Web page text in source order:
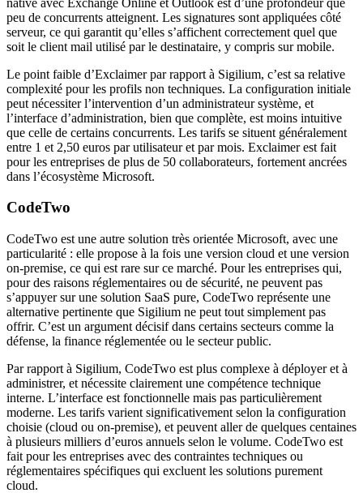
peu de concurrents atteignent. Les signatures sont appliquées côté
serveur, ce qui garantit qu’elles s’affichent correctement quel que
soit le client mail utilisé par le destinataire, y compris sur mobile.
Le point faible d’Exclaimer par rapport à Sigilium, c’est sa relative
complexité pour les profils non techniques. La configuration initiale
peut nécessiter l’intervention d’un administrateur système, et
l’interface d’administration, bien que complète, est moins intuitive
que celle de certains concurrents. Les tarifs se situent généralement
entre 1 et 2,50 euros par utilisateur et par mois. Exclaimer est fait
pour les entreprises de plus de 50 collaborateurs, fortement ancrées
dans l’écosystème Microsoft.
CodeTwo
CodeTwo est une autre solution très orientée Microsoft, avec une
particularité : elle propose à la fois une version cloud et une version
on-premise, ce qui est rare sur ce marché. Pour les entreprises qui,
pour des raisons réglementaires ou de sécurité, ne peuvent pas
s’appuyer sur une solution SaaS pure, CodeTwo représente une
alternative pertinente que Sigilium ne peut tout simplement pas
offrir. C’est un argument décisif dans certains secteurs comme la
défense, la finance réglementée ou le secteur public.
Par rapport à Sigilium, CodeTwo est plus complexe à déployer et à
administrer, et nécessite clairement une compétence technique
interne. L’interface est fonctionnelle mais pas particulièrement
moderne. Les tarifs varient significativement selon la configuration
choisie (cloud ou on-premise), et peuvent aller de quelques centaines
à plusieurs milliers d’euros annuels selon le volume. CodeTwo est
fait pour les entreprises avec des contraintes techniques ou
réglementaires spécifiques qui excluent les solutions purement
cloud.